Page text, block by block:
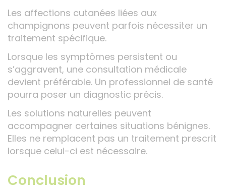
Les affections cutanées liées aux
champignons peuvent parfois nécessiter un
traitement spécifique.
Lorsque les symptômes persistent ou
s’aggravent, une consultation médicale
devient préférable. Un professionnel de santé
pourra poser un diagnostic précis.
Les solutions naturelles peuvent
accompagner certaines situations bénignes.
Elles ne remplacent pas un traitement prescrit
lorsque celui-ci est nécessaire.
Conclusion